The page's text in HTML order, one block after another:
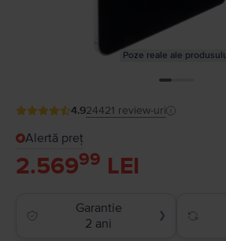
Poze reale ale
4.924421 review-uri
Alertă preț
2.56999 LEI
Garantie
2 ani
❯